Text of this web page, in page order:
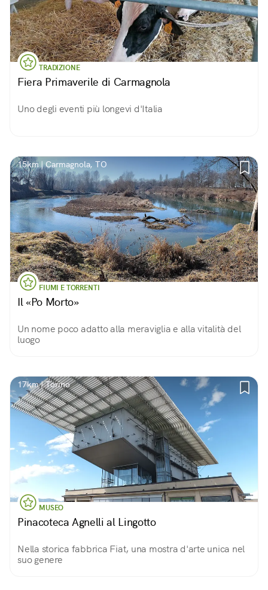
TRADIZIONE
Fiera Primaverile di Carmagnola
Uno degli eventi più longevi d'Italia
15km | Carmagnola, TO
FIUMI E TORRENTI
Il «Po Morto»
Un nome poco adatto alla meraviglia e alla vitalità del
luogo
17km | Torino
MUSEO
Pinacoteca Agnelli al Lingotto
Nella storica fabbrica Fiat, una mostra d'arte unica nel
suo genere